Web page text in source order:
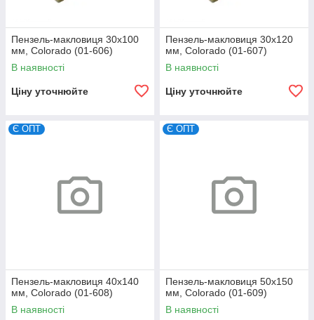
Пензель-макловиця 30х100
мм, Colorado (01-606)
В наявності
Ціну уточнюйте
Пензель-макловиця 30х120
мм, Colorado (01-607)
В наявності
Ціну уточнюйте
Є ОПТ
Пензель-макловиця 40х140
мм, Colorado (01-608)
В наявності
Є ОПТ
Пензель-макловиця 50х150
мм, Colorado (01-609)
В наявності